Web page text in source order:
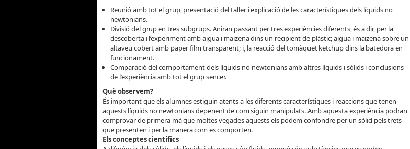
Reunió amb tot el grup, presentació del taller i explicació de les característiques dels líquids no
newtonians.
Divisió del grup en tres subgrups. Aniran passant per tres experiències diferents, és a dir, per la
descoberta i l’experiment amb aigua i maizena dins un recipient de plàstic; aigua i maizena sobre un
altaveu cobert amb paper film transparent; i, la reacció del tomàquet ketchup dins la batedora en
funcionament.
Comparació del comportament dels líquids no-newtonians amb altres líquids i sòlids i conclusions
de l’experiència amb tot el grup sencer.
Què observem?
És important que els alumnes estiguin atents a les diferents característiques i reaccions que tenen
aquests líquids no newtonians depenent de com siguin manipulats. Amb aquesta experiència podran
comprovar de primera mà que moltes vegades aquests els podem confondre per un sòlid pels trets
que presenten i per la manera com es comporten.
Els conceptes científics